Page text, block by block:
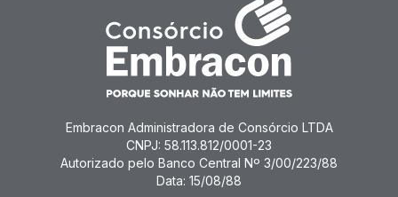
Embracon Administradora de Consórcio LTDA
CNPJ: 58.113.812/0001-23
Autorizado pelo Banco Central Nº 3/00/223/88
Data: 15/08/88